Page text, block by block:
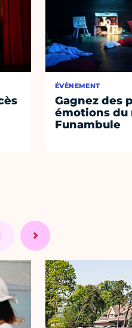
ÉVÈNEMENT
Gagnez des
émotions du
Funambule